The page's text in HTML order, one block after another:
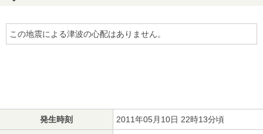
この地震による津波の心配はありません。
発生時刻 2011年05月10日 22時13分頃